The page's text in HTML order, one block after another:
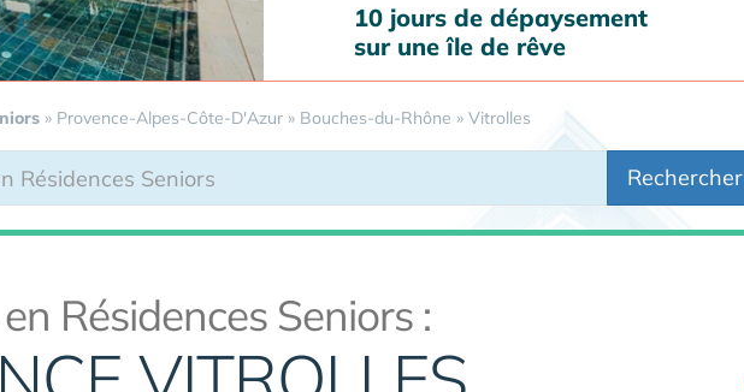
10 jours de dépaysement
sur une île de rêve
» Provence-Alpes-Côte-D'Azur » Bouches-du-Rhône » Vitrolles
Rechercher
Résidences Seniors :